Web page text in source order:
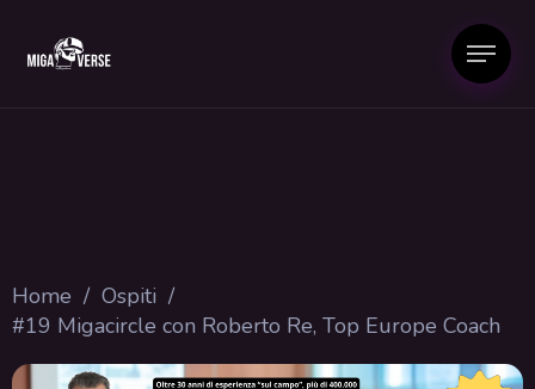
Home / Ospiti /
#19 Migacircle con Roberto Re, Top Europe Coach